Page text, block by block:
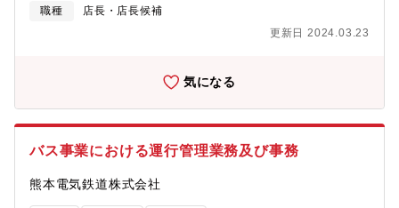
きます。エリア限定、また〇時以降の緊急連絡は控えたほうが良
にお客様と触れ合い喜びを感じることができます。出汁にこだわ
ている社員が多く、アットホームで穏やかな仲間と一緒にお仕事
職種
店長・店長候補
更新日 2024.03.23
気になる
バス事業における運行管理業務及び事務
熊本電気鉄道株式会社